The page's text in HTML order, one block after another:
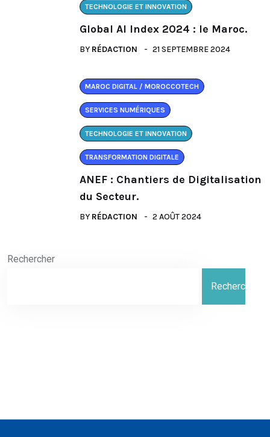
TECHNOLOGIE ET INNOVATION
Global AI Index 2024 : le Maroc.
BY RÉDACTION 21 SEPTEMBRE 2024
MAROC DIGITAL / MOROCCOTECH
SERVICES NUMÉRIQUES
TECHNOLOGIE ET INNOVATION
TRANSFORMATION DIGITALE
ANEF : Chantiers de Digitalisation
du Secteur.
BY RÉDACTION 2 AOÛT 2024
Rechercher
Rechercher